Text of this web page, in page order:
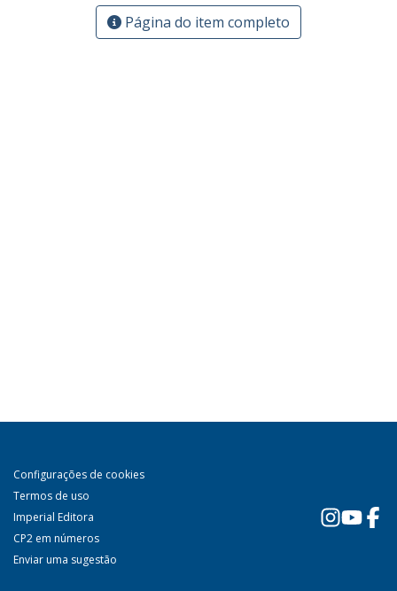
Página do item completo
Configurações de cookies
Termos de uso
Imperial Editora
CP2 em números
Enviar uma sugestão